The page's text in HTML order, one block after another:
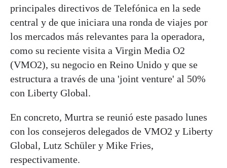
principales directivos de Telefónica en la sede
central y de que iniciara una ronda de viajes por
los mercados más relevantes para la operadora,
como su reciente visita a Virgin Media O2
(VMO2), su negocio en Reino Unido y que se
estructura a través de una 'joint venture' al 50%
con Liberty Global.
En concreto, Murtra se reunió este pasado lunes
con los consejeros delegados de VMO2 y Liberty
Global, Lutz Schüler y Mike Fries,
respectivamente.